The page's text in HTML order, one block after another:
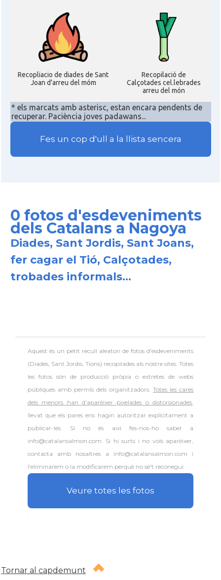
Recopliacio de diades de Sant
Joan d'arreu del móm
Recopilació de
Calçotades cel.lebrades
arreu del món
* els marcats amb asterisc, estan encara pendents de
recuperar. Paciència joves padawans...
Fes un cop d'ull a la llista sencera
0 fotos d'esdeveniments
dels Catalans a Nagoya
Diades, Sant Jordis, Sant Joans,
fer cagar el Tió, Calçotades,
trobades informals...
Aquest és un petit recull aleatori defotos d'esdeveniments
(Diades, Sant Jordis, Tions) recopilades als nostre sites. Totes
les fotos són de producció pròpia o extretes de webs
públiques amb permís dels organitzadors.Totes les cares
dels menors han d'aparèixer pixelades o distorsionades,
llevat que els pares ens hagin autoritzar explícitament a
publicar-les. Si no és així fes-nos-ho saber a
info@catalansalmon.com. Si hi surts i no vols aparèixer,
contacta amb nosaltres a info@catalansalmon.com i
l'eliminarem o la modificarem perquè no se't reconegui.
Veure totes les fotos
Tornar al capdemunt